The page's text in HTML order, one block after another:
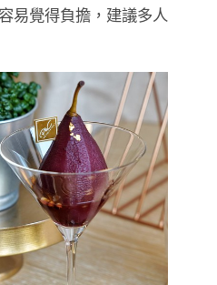
易覺得負擔，建議多人